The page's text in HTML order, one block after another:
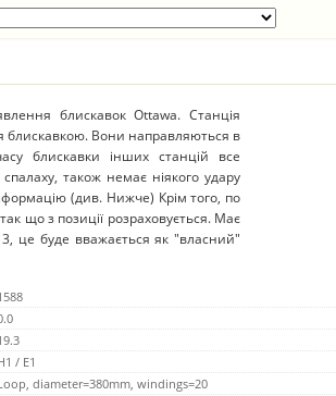
блискавок Ottawa. Станція
блискавкою. Вони направляються в
блискавки інших станцій все
також немає ніякого удару
(див. Нижче) Крім того, по
що з позиції розраховується. Має
це буде вважається як "власний"
/ E1
diameter=380mm, windings=20